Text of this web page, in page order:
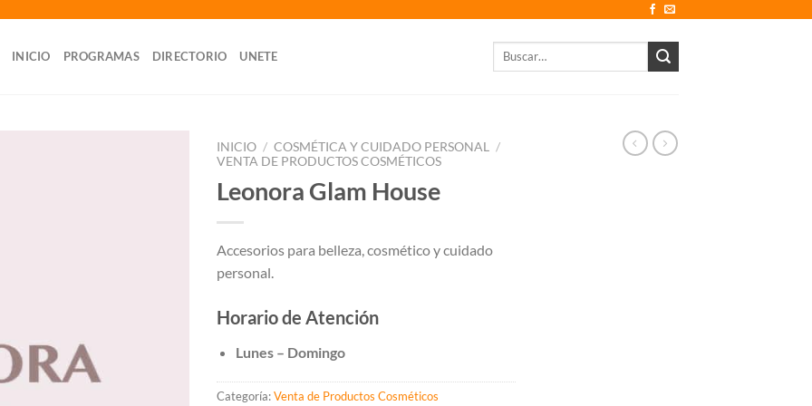
INICIO PROGRAMAS DIRECTORIO UNETE
Buscar
INICIO / COSMÉTICA Y CUIDADO PERSONAL
/
VENTA DE PRODUCTOS COSMÉTICOS
Leonora Glam House
Accesorios para belleza, cosmético y cuidado
personal.
Horario de Atención
Lunes – Domingo
Categoría:Venta de Productos Cosméticos